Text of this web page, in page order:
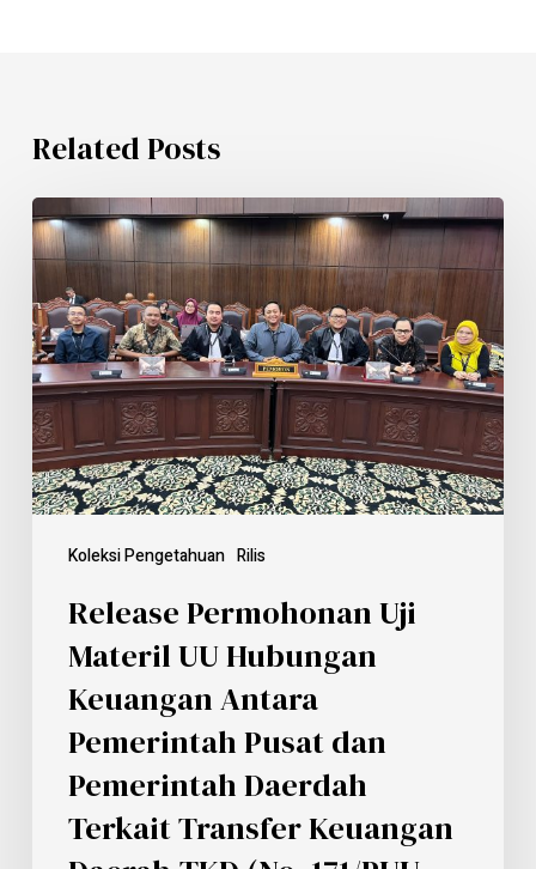
Related Posts
Koleksi Pengetahuan Rilis
Release Permohonan Uji
Materil UU Hubungan
Keuangan Antara
Pemerintah Pusat dan
Pemerintah Daerdah
Terkait Transfer Keuangan